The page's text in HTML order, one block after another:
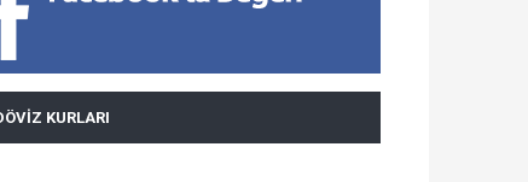
KURLARI